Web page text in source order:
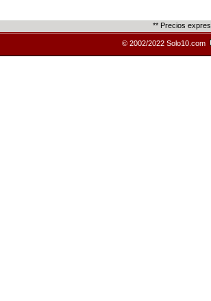
** Precios
© 2002/2022 Solo10.com